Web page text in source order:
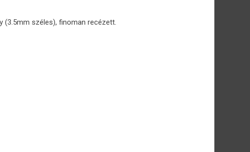
(3.5mm széles), finoman recézett.